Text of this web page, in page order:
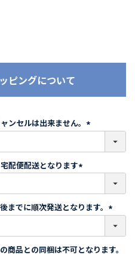
ピングについて
ンセルは出来ません。
必
)
配便配送となります
必
須
)
でに順次発送となります。
必
須
)
商品との同梱は不可となります。